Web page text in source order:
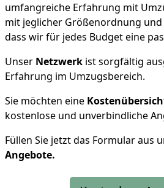
umfangreiche Erfahrung mit
mit jeglicher Größenordnung
dass wir für jedes Budget eine
Unser Netzwerk ist sorgfältig
Erfahrung im Umzugsbereich.
Sie möchten eine
kostenlose und unverbindliche
Füllen Sie jetzt das Formular aus
Angebote.